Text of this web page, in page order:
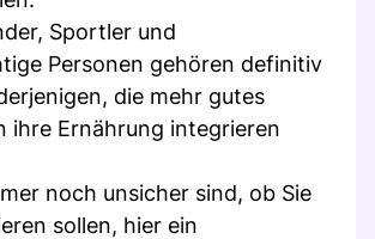
Sportler und
Personen gehören definitiv
die mehr gutes
ihre Ernährung integrieren
noch unsicher sind, ob Sie
sollen, hier ein